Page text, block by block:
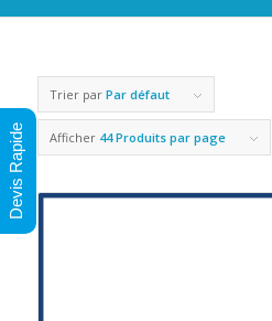
Trier par Par défaut
Afficher 44 Produits par page
Devis Rapide